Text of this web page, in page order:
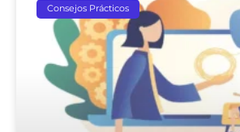
Consejos Prácticos